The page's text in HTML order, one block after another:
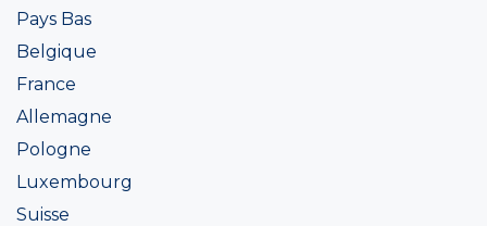
Pays Bas
Belgique
France
Allemagne
Pologne
Luxembourg
Suisse